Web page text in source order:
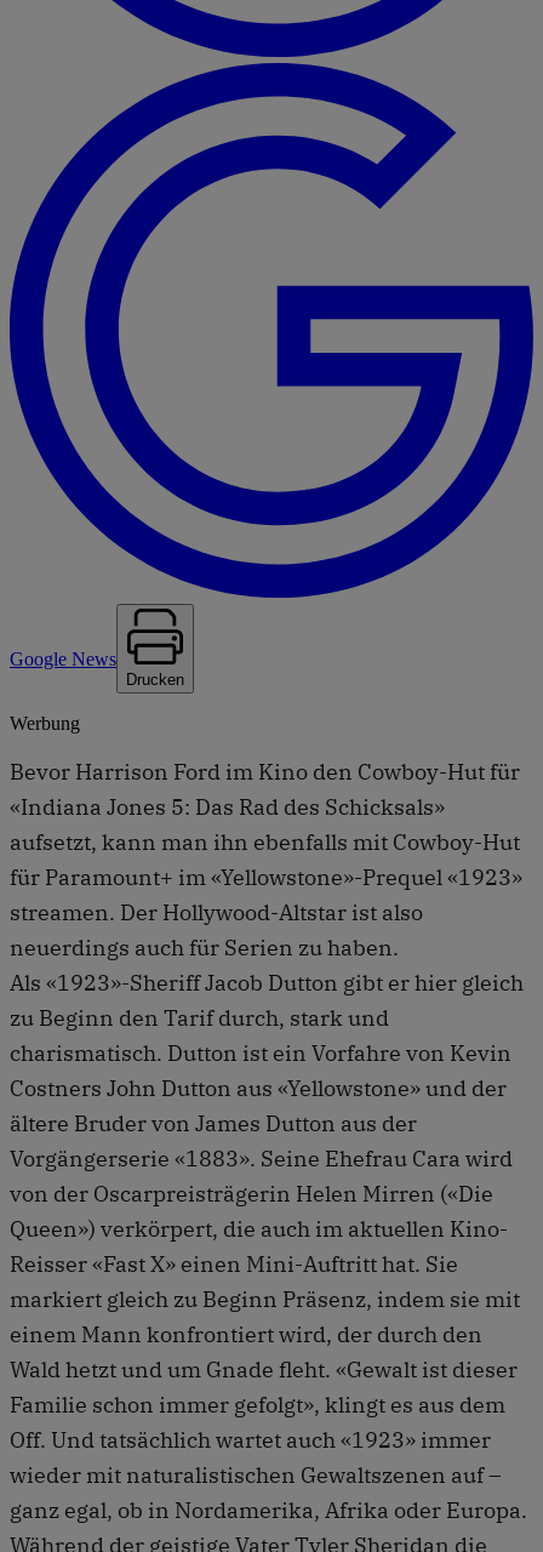
Google News
Drucken
Werbung
Bevor Harrison Ford im Kino den Cowboy-Hut für
«Indiana Jones 5: Das Rad des Schicksals»
aufsetzt, kann man ihn ebenfalls mit Cowboy-Hut
für Paramount+ im «Yellowstone»-Prequel «1923»
streamen. Der Hollywood-Altstar ist also
neuerdings auch für Serien zu haben.
Als «1923»-Sheriff Jacob Dutton gibt er hier gleich
zu Beginn den Tarif durch, stark und
charismatisch. Dutton ist ein Vorfahre von Kevin
Costners John Dutton aus «Yellowstone» und der
ältere Bruder von James Dutton aus der
Vorgängerserie «1883». Seine Ehefrau Cara wird
von der Oscarpreisträgerin Helen Mirren («Die
Queen») verkörpert, die auch im aktuellen Kino-
Reisser «Fast X» einen Mini-Auftritt hat. Sie
markiert gleich zu Beginn Präsenz, indem sie mit
einem Mann konfrontiert wird, der durch den
Wald hetzt und um Gnade fleht. «Gewalt ist dieser
Familie schon immer gefolgt», klingt es aus dem
Off. Und tatsächlich wartet auch «1923» immer
wieder mit naturalistischen Gewaltszenen auf –
ganz egal, ob in Nordamerika, Afrika oder Europa.
Während der geistige Vater Tyler Sheridan die